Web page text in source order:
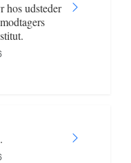
hos udsteder